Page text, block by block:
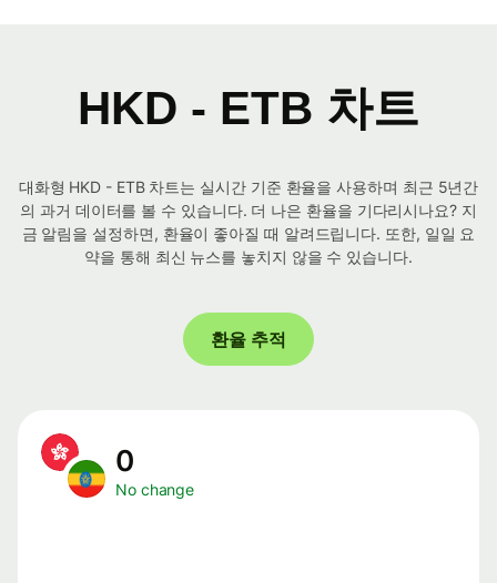
HKD - ETB 차트
대화형 HKD - ETB 차트는 실시간 기준 환율을 사용하며 최근 5년간
의 과거 데이터를 볼 수 있습니다. 더 나은 환율을 기다리시나요? 지
금 알림을 설정하면, 환율이 좋아질 때 알려드립니다. 또한, 일일 요
약을 통해 최신 뉴스를 놓치지 않을 수 있습니다.
환율 추적
0
No change